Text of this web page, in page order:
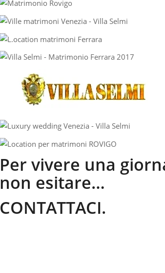
Per vivere una
non esitare…
CONTATTACI.